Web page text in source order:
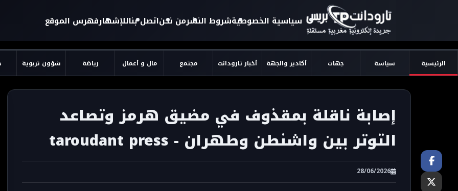
سياسية الخصوصيةشروط النشرمن نحناتصل بناللإشهارفهرس الموقع
الرئيسية سياسة جهات أكادير والجهة أخبار تارودانت مجتمع مال و أعمال رياضة شؤون تربوية
إصابة ناقلة بمقذوف في مضيق هرمز وتصاعد
التوتر بين واشنطن وطهران - taroudant press
28/06/2026